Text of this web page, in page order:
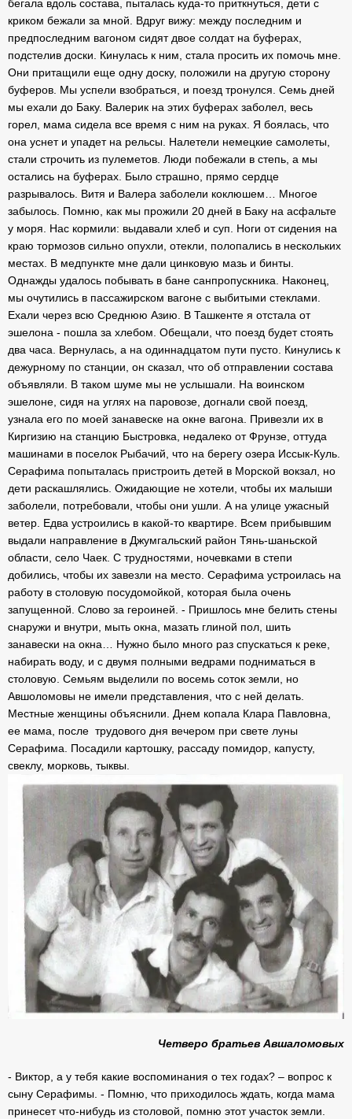
бегала вдоль состава, пыталась куда-то приткнуться, дети с
криком бежали за мной. Вдруг вижу: между последним и
предпоследним вагоном сидят двое солдат на буферах,
подстелив доски. Кинулась к ним, стала просить их помочь мне.
Они притащили еще одну доску, положили на другую сторону
буферов. Мы успели взобраться, и поезд тронулся. Семь дней
мы ехали до Баку. Валерик на этих буферах заболел, весь
горел, мама сидела все время с ним на руках. Я боялась, что
она уснет и упадет на рельсы. Налетели немецкие самолеты,
стали строчить из пулеметов. Люди побежали в степь, а мы
остались на буферах. Было страшно, прямо сердце
разрывалось. Витя и Валера заболели коклюшем… Многое
забылось. Помню, как мы прожили 20 дней в Баку на асфальте
у моря. Нас кормили: выдавали хлеб и суп. Ноги от сидения на
краю тормозов сильно опухли, отекли, полопались в нескольких
местах. В медпункте мне дали цинковую мазь и бинты.
Однажды удалось побывать в бане санпропускника. Наконец,
мы очутились в пассажирском вагоне с выбитыми стеклами.
Ехали через всю Среднюю Азию. В Ташкенте я отстала от
эшелона - пошла за хлебом. Обещали, что поезд будет стоять
два часа. Вернулась, а на одиннадцатом пути пусто. Кинулись к
дежурному по станции, он сказал, что об отправлении состава
объявляли. В таком шуме мы не услышали. На воинском
эшелоне, сидя на углях на паровозе, догнали свой поезд,
узнала его по моей занавеске на окне вагона. Привезли их в
Киргизию на станцию Быстровка, недалеко от Фрунзе, оттуда
машинами в поселок Рыбачий, что на берегу озера Иссык-Куль.
Серафима попыталась пристроить детей в Морской вокзал, но
дети раскашлялись. Ожидающие не хотели, чтобы их малыши
заболели, потребовали, чтобы они ушли. А на улице ужасный
ветер. Едва устроились в какой-то квартире. Всем прибывшим
выдали направление в Джумгальский район Тянь-шаньской
области, село Чаек. С трудностями, ночевками в степи
добились, чтобы их завезли на место. Серафима устроилась на
работу в столовую посудомойкой, которая была очень
запущенной. Слово за героиней. - Пришлось мне белить стены
снаружи и внутри, мыть окна, мазать глиной пол, шить
занавески на окна… Нужно было много раз спускаться к реке,
набирать воду, и с двумя полными ведрами подниматься в
столовую. Семьям выделили по восемь соток земли, но
Авшоломовы не имели представления, что с ней делать.
Местные женщины объяснили. Днем копала Клара Павловна,
ее мама, после трудового дня вечером при свете луны
Серафима. Посадили картошку, рассаду помидор, капусту,
свеклу, морковь, тыквы.
Четверо братьев Авшаломовых
- Виктор, а у тебя какие воспоминания о тех годах? – вопрос к
сыну Серафимы. - Помню, что приходилось ждать, когда мама
принесет что-нибудь из столовой, помню этот участок земли.